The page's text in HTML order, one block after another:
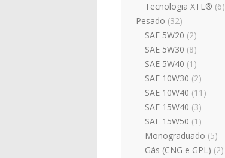
Tecnologia XTL® (6)
Pesado (32)
SAE 5W20 (2)
SAE 5W30 (8)
SAE 5W40 (1)
SAE 10W30 (2)
SAE 10W40 (11)
SAE 15W40 (3)
SAE 15W50 (1)
Monograduado (5)
Gás (CNG e GPL) (2)